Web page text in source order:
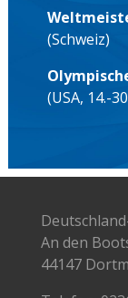
(Schweiz)
(USA, 14.-
An den
44147